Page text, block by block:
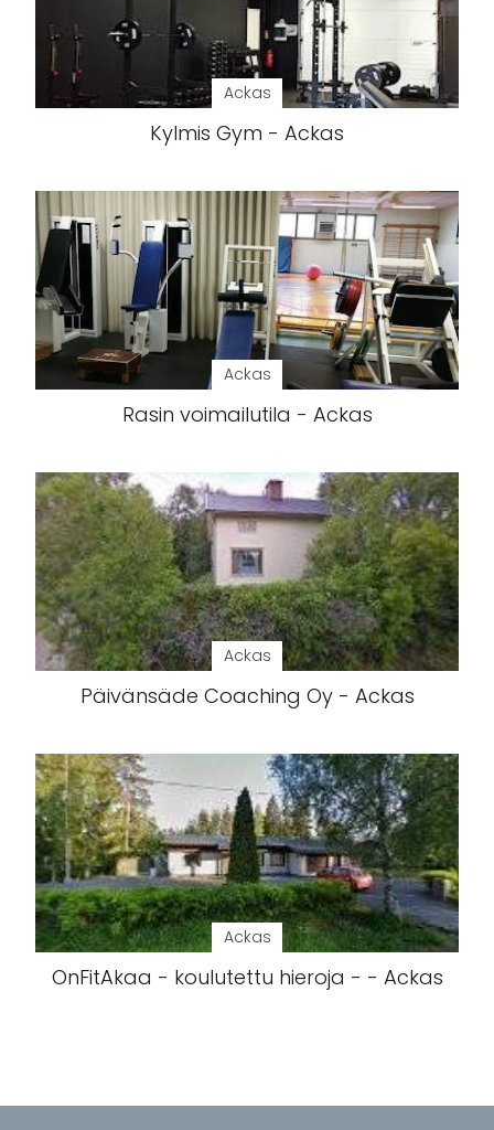
Ackas
Kylmis Gym - Ackas
Ackas
Rasin voimailutila - Ackas
Ackas
Päivänsäde Coaching Oy - Ackas
Ackas
OnFitAkaa - koulutettu hieroja - - Ackas